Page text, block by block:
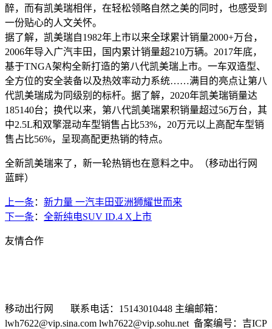
醉，而有凯美瑞相伴，在轻松领略自然之美的同时，也感受到
一份贴心的人文关怀。
据了解，凯美瑞自1982年上市以来全球累计销量2000+万台，
2006年导入广汽丰田，国内累计销量超210万辆。2017年底，
基于TNGA架构全新打造的第八代凯美瑞上市。一车双造型、
全方位的安全装备以及热效率动力系统……满目的亮点让第八
代凯美瑞成为同级别的标杆。据了解，2020年凯美瑞销量达
185140台；换代以来，第八代凯美瑞累积销量超过56万台，其
中2.5L和双擎混动车型销售占比53%，20万元以上高配车型销
售占比56%，呈现高配更热销的特点。
全新凯美瑞来了，新一轮热销也在意料之中。（移动出行网
蓝畔）
上一条 ： 新力量 一汽丰田亚洲狮耀世而来
下一条 ： 全新纯电SUV ID.4 X上市
友情合作
移动出行网 联系电话：15143010448 主编邮箱：
lwh7622@vip.sina.com lwh7622@vip.sohu.net 备案编号：吉ICP